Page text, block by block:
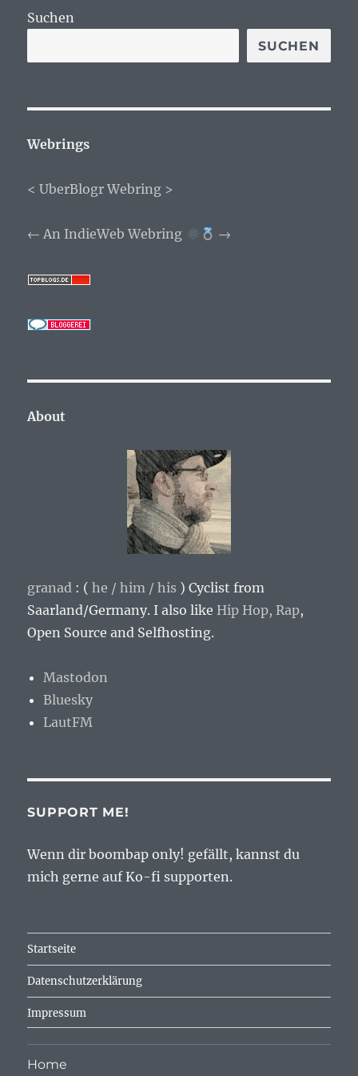
Suchen
SUCHEN
Webrings
< UberBlogr Webring >
← An IndieWeb Webring →
About
granad : (he / him / his )Cyclist from
Saarland/Germany. I also like Hip Hop, Rap,
Open Source and Selfhosting.
Mastodon
Bluesky
LautFM
SUPPORT ME!
Wenn dir boombap only! gefällt, kannst du
mich gerne auf Ko-fi supporten.
Startseite
Datenschutzerklärung
Impressum
Home